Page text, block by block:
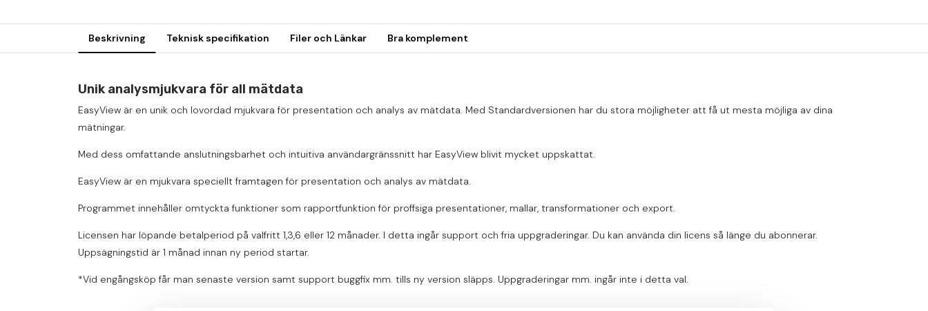
Beskrivning Teknisk specifikation Filer och Länkar Bra komplement
Unik analysmjukvara för all mätdata
EasyView är en unik och lovordad mjukvara för presentation och analys av mätdata. Med Standardversionen har du stora möjligheter att få ut mesta möjliga av dina
mätningar.
Med dess omfattande anslutningsbarhet och intuitiva användargränssnitt har EasyView blivit mycket uppskattat.
EasyView är en mjukvara speciellt framtagen för presentation och analys av mätdata.
Programmet innehåller omtyckta funktioner som rapportfunktion för proffsiga presentationer, mallar, transformationer och export.
Licensen har löpande betalperiod på valfritt 1,3,6 eller 12 månader. I detta ingår support och fria uppgraderingar. Du kan använda din licens så länge du abonnerar.
Uppsägningstid är 1 månad innan ny period startar.
*Vid engångsköp får man senaste version samt support buggfix mm. tills ny version släpps. Uppgraderingar mm. ingår inte i detta val.